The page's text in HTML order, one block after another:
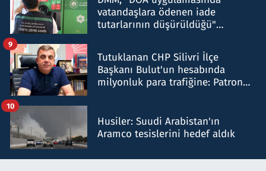
vatandaşlara ödenen iade
tutarlarının düşürüldüğü"
Tutuklanan CHP Silivri İlçe
Başkanı Bulut'un hesabında
milyonluk para trafiğine: Patron
9
Husiler: Suudi Arabistan'ın
Aramco tesislerini hedef aldık
10